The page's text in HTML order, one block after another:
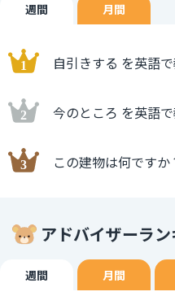
週間 月間
自引きする を英語
今のところ を英語
この建物は何です
アドバイザーラ
週間 月間